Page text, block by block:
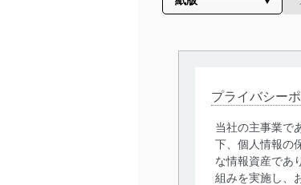
プライバシー
当社の主事業で
下、個人情報の
な情報資産であ
組みを実施し、